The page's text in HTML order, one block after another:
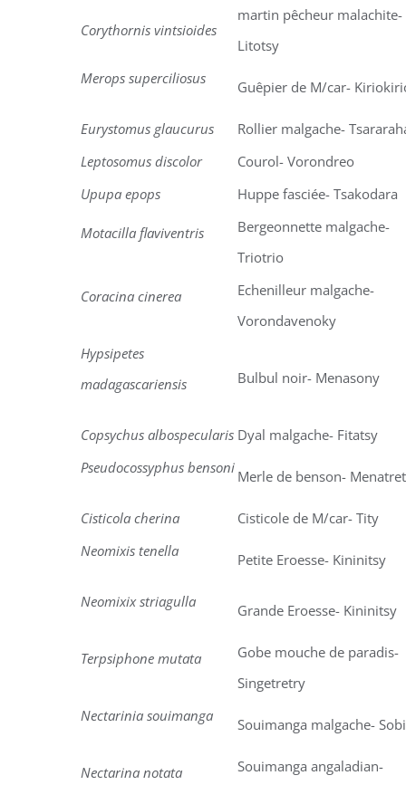
Corythornis vintsioides
martin pêcheur malachite-
Litotsy
Merops superciliosus
Guêpier de M/car-
Eurystomus glaucurus
Rollier malgache-
Leptosomus discolor
Courol- Vorondreo
Upupa epops
Huppe fasciée- Tsakodara
Motacilla flaviventris
Bergeonnette malgache-
Triotrio
Coracina cinerea
Echenilleur malgache-
Vorondavenoky
Hypsipetes
madagascariensis
Bulbul noir- Menasony
Copsychus albospecularis Dyal malgache- Fitatsy
Pseudocossyphus bensoni Merle de benson-
Cisticola cherina
Cisticole de M/car- Tity
Neomixis tenella
Petite Eroesse- Kininitsy
Neomixix striagulla Grande Eroesse- Kininitsy
Terpsiphone mutata
Gobe mouche de paradis-
Singetretry
Nectarinia souimanga
Souimanga malgache-
Nectarina notata
Souimanga angaladian-